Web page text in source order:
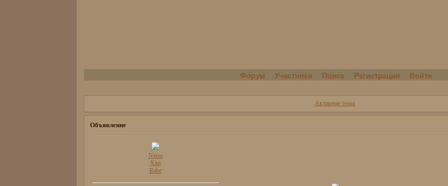
Форум Участники Поиск Регистрация Войти
Активные темы
Объявление
Natsu
Xim
Rabe